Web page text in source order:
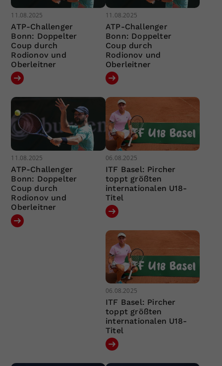
11.08.2025
ATP-Challenger
Bonn: Doppelter
Coup durch
Rodionov und
Oberleitner
11.08.2025
ATP-Challenger
Bonn: Doppelter
Coup durch
Rodionov und
Oberleitner
11.08.2025
ATP-Challenger
Bonn: Doppelter
Coup durch
Rodionov und
Oberleitner
06.08.2025
ITF Basel: Pircher
toppt größten
internationalen U18-
Titel
06.08.2025
ITF Basel: Pircher
toppt größten
internationalen U18-
Titel